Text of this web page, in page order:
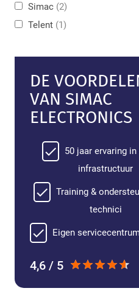
Simac 2
Telent 1
DE
VAN SIMAC
ELECTRONICS
50 jaar ervaring
infrastructuur
Training &
technici
Eigen
4,6 / 5